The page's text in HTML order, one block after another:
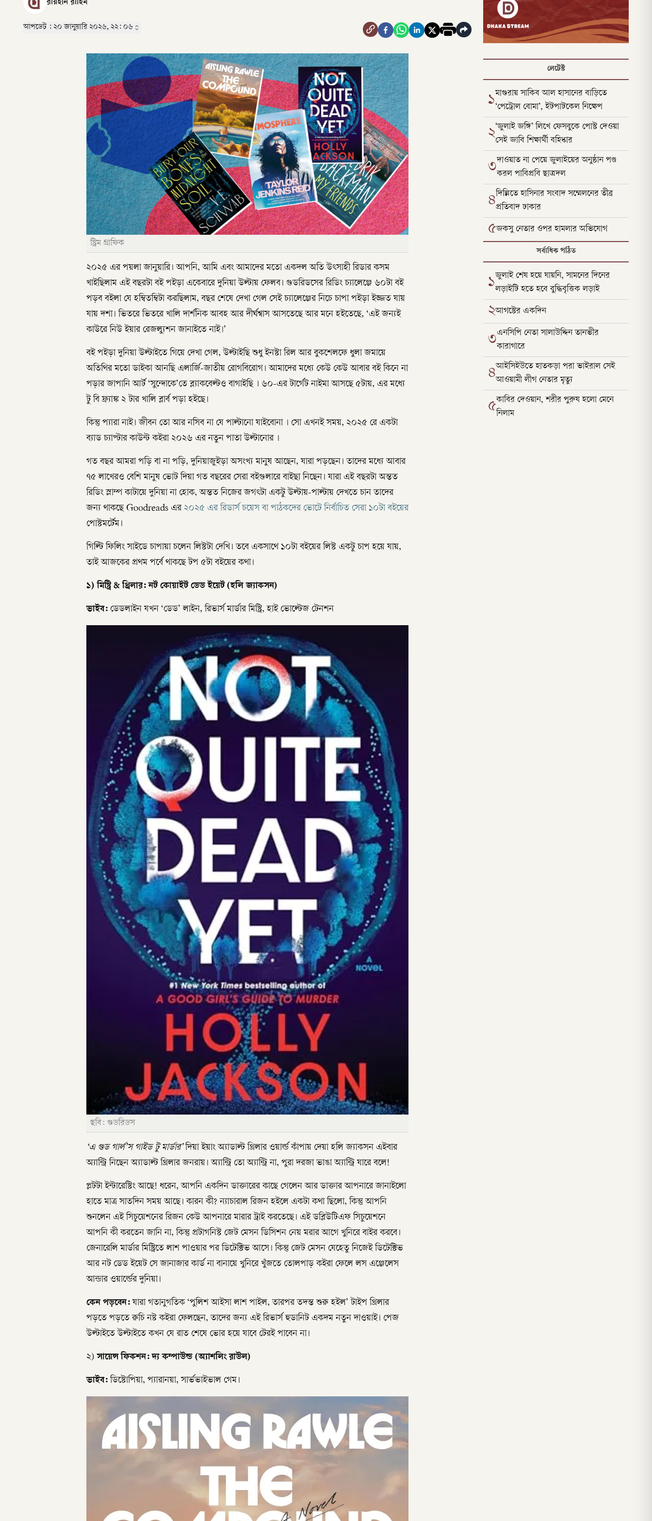
রায়হান রাহিম
আপডেট : ২০ জানুয়ারি ২০২৬, ২২: ০৬
স্ট্রিম গ্রাফিক
২০২৫ এর পয়লা জানুয়ারি। আপনি, আমি এবং আমাদের মতো একদল অতি উৎসাহী রিডার কসম
খাইছিলাম এই বছরটা বই পইড়া একেবারে দুনিয়া উল্টায় ফেলব। গুডরিডসের রিডিং চ্যালেঞ্জে ৬০টা বই
পড়ব বইলা যে হম্বিতম্বিটা করছিলাম, বছর শেষে দেখা গেল সেই চ্যালেঞ্জের নিচে চাপা পইড়া ইজ্জত যায়
যায় দশা। ভিতরে ভিতরে খালি দার্শনিক আবহ আর দীর্ঘশ্বাস আসতেছে আর মনে হইতেছে, ‘এই জন্যই
কাউরে নিউ ইয়ার রেজল্যুশন জানাইতে নাই।’
বই পইড়া দুনিয়া উল্টাইতে গিয়ে দেখা গেল, উল্টাইছি শুধু ইনস্টা রিল আর বুকশেলফে ধুলা জমায়ে
অতিথির মতো ডাইকা আনছি এলার্জি-জাতীয় রোগবিরোগ। আমাদের মধ্যে কেউ কেউ আবার বই কিনে না
পড়ার জাপানি আর্ট ‘সুন্দোকে’তে ব্ল্যাকবেল্টও বাগাইছি । ৬০-এর টার্গেট নাইমা আসছে ৫টায়, এর মধ্যে
টু বি ফ্র্যাঙ্ক ২ টার খালি ব্লার্ব পড়া হইছে।
কিন্তু প্যারা নাই। জীবন তো আর নসিব না যে পাল্টানো যাইবোনা । সো এখনই সময়, ২০২৫ রে একটা
ব্যাড চ্যাপ্টার কাউন্ট কইরা ২০২৬ এর নতুন পাতা উল্টানোর ।
গত বছর আমরা পড়ি বা না পড়ি, দুনিয়াজুইড়া অসংখ্য মানুষ আছেন, যারা পড়ছেন। তাদের মধ্যে আবার
৭৫ লাখেরও বেশি মানুষ ভোট দিয়া গত বছরের সেরা বইগুলারে বাইছা নিছেন। যারা এই বছরটা অন্তত
রিডিং স্লাম্প কাটায়ে দুনিয়া না হোক, অন্তত নিজের জগৎটা একটু উল্টায়-পাল্টায় দেখতে চান তাদের
জন্য থাকছে Goodreads এর ২০২৫ এর রিডার্স চয়েস বা পাঠকদের ভোটে নির্বাচিত সেরা ১০টা বইয়ের
পোস্টমর্টেম।
গিল্টি ফিলিং সাইডে চাপায়া চলেন লিস্টটা দেখি। তবে একসাথে ১০টা বইয়ের লিস্ট একটু চাপ হয়ে যায়,
তাই আজকের প্রথম পর্বে থাকছে টপ ৫টা বইয়ের কথা।
১) মিস্ট্রি & থ্রিলার: নট কোয়াইট ডেড ইয়েট (হলি জ্যাকসন)
ভাইব: ডেডলাইন যখন ‘ডেড’ লাইন, রিভার্স মার্ডার মিস্ট্রি, হাই ভোল্টেজ টেনশন
ছবি: গুডরিডস
‘এ গুড গার্ল’স গাইড টু মার্ডার’দিয়া ইয়াং অ্যাডাল্ট থ্রিলার ওয়ার্ল্ড কাঁপায় দেয়া হলি জ্যাকসন এইবার
অ্যান্ট্রি নিছেন অ্যাডাল্ট থ্রিলার জনরায়। অ্যান্ট্রি তো অ্যান্ট্রি না, পুরা দরজা ভাঙা অ্যান্ট্রি যারে বলে!
প্লটটা ইন্টারেস্টিং আছে! ধরেন, আপনি একদিন ডাক্তারের কাছে গেলেন আর ডাক্তার আপনারে জানাইলো
হাতে মাত্র সাতদিন সময় আছে। কারন কী? ন্যাচারাল রিজন হইলে একটা কথা ছিলো, কিন্তু আপনি
শুনলেন এই সিচুয়েশনের রিজন কেউ আপনারে মারার ট্রাই করতেছে। এই ডব্লিউটিএফ সিচুয়েশনে
আপনি কী করতেন জানি না, কিন্তু প্রটাগনিস্ট জেট মেসন ডিসিশন নেয় মরার আগে খুনিরে বাইর করবে।
জেনারেলি মার্ডার মিস্ট্রিতে লাশ পাওয়ার পর ডিটেক্টিভ আসে। কিন্তু জেট মেসন যেহেতু নিজেই ডিটেক্টিভ
আর নট ডেড ইয়েট সে জানাজার কার্ড না বানায়ে খুনিরে খুঁজতে তোলপাড় কইরা ফেলে লস এঞ্জেলেস
আন্ডার ওয়ার্ল্ডের দুনিয়া।
কেন পড়বেন: যারা গতানুগতিক ‘পুলিশ আইসা লাশ পাইল, তারপর তদন্ত শুরু হইল’ টাইপ থ্রিলার
পড়তে পড়তে রুচি নষ্ট কইরা ফেলছেন, তাদের জন্য এই রিভার্স হুডানিট একদম নতুন দাওয়াই। পেজ
উল্টাইতে উল্টাইতে কখন যে রাত শেষে ভোর হয়ে যাবে টেরই পাবেন না।
২)সায়েন্স ফিকশন: দ্য কম্পাউন্ড (অ্যাশলিং রাউল)
ভাইব: ডিস্টোপিয়া, প্যারানয়া, সার্ভভাইভাল গেম।
লেটেস্ট
১মাগুরায় সাকিব আল হাসানের বাড়িতে
‘পেট্রোল বোমা’, ইটপাটকেল নিক্ষেপ
২‘জুলাই জঙ্গি’ লিখে ফেসবুকে পোস্ট দেওয়া
সেই জাবি শিক্ষার্থী বহিষ্কার
৩দাওয়াত না পেয়ে জুলাইয়ের অনুষ্ঠান পণ্ড
করল পাবিপ্রবি ছাত্রদল
৪দিল্লিতে হাসিনার সংবাদ সম্মেলনের তীব্র
প্রতিবাদ ঢাকার
৫জকসু নেতার ওপর হামলার অভিযোগ
সর্বাধিক পঠিত
১জুলাই শেষ হয়ে যায়নি, সামনের দিনের
লড়াইটি হতে হবে বুদ্ধিবৃত্তিক লড়াই
২আগস্টের একদিন
৩এনসিপি নেতা সালাউদ্দিন তানভীর
কারাগারে
৪আইসিইউতে হাতকড়া পরা ভাইরাল সেই
আওয়ামী লীগ নেতার মৃত্যু
৫কাবির দেওয়ান, শরীর পুরুষ হলো মেনে
নিলাম